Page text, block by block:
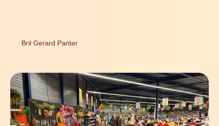
Bril Gerard Panter